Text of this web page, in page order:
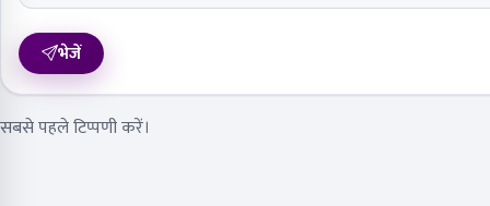
भेजें
सबसे पहले टिप्पणी करें।